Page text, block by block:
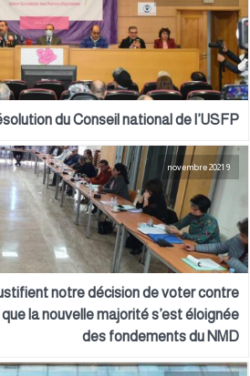
du Conseil national de l’USFP
notre décision de voter contre
que la nouvelle majorité s’est éloignée
des fondements du NMD